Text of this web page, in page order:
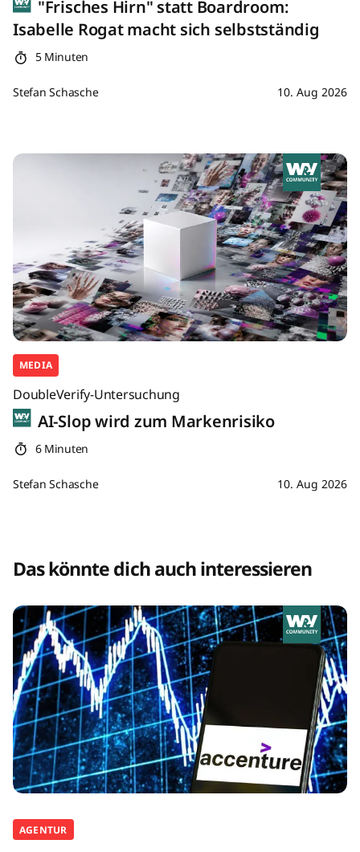
"Frisches Hirn" statt Boardroom:
Isabelle Rogat macht sich selbstständig
5 Minuten
Stefan Schasche 10. Aug 2026
MEDIA
DoubleVerify-Untersuchung
AI-Slop wird zum Markenrisiko
6 Minuten
Stefan Schasche 10. Aug 2026
Das könnte dich auch interessieren
AGENTUR